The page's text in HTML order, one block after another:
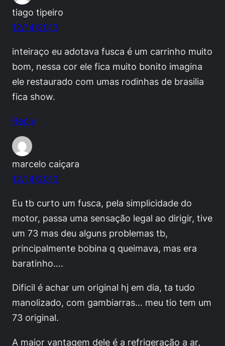
tiago tipeiro
12/14/2013
inteiraço eu adotava fusca é um carrinho muito
bom, nessa cor ele fica muito bonito imagina
ele restaurado com umas rodinhas de brasilia
fica show.
Reply
marcelo caiçara
12/14/2013
Eu tb curto um fusca, pela simplicidade do
motor, passa uma sensação legal ao dirigir, tive
um 73 mas deu alguns problemas tb,
principalmente bobina q queimava, mas era
baratinho….
Dificil é achar um original hj em dia, ta tudo
manolizado, com gambiarras… meu tio tem um
73 original.
A maior vantagem dele é a refrigeração a ar,